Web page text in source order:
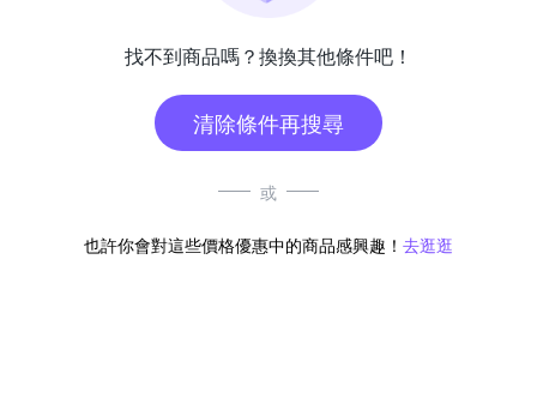
找不到商品嗎？換換其他條件吧！
清除條件再搜尋
或
也許你會對這些價格優惠中的商品感興趣！ 去逛逛